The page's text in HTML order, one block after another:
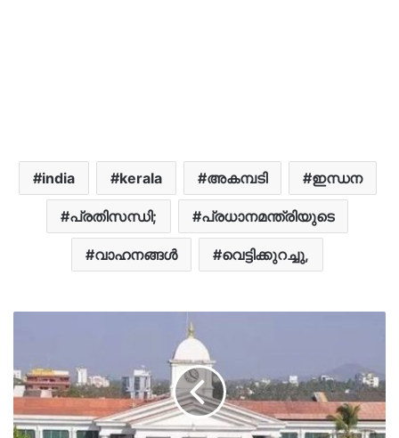
india kerala അകമ്പടി ഇന്ധന
പ്രതിസന്ധി; പ്രധാനമന്ത്രിയുടെ
വാഹനങ്ങൾ വെട്ടിക്കുറച്ചു,